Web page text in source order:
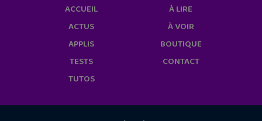
ACCUEIL
ACTUS
APPLIS
TESTS
TUTOS
À LIRE
À VOIR
BOUTIQUE
CONTACT